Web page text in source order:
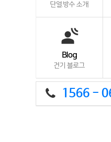
단열.방수 소개
spatial_audio
Blog
건기 블로그
1566 -